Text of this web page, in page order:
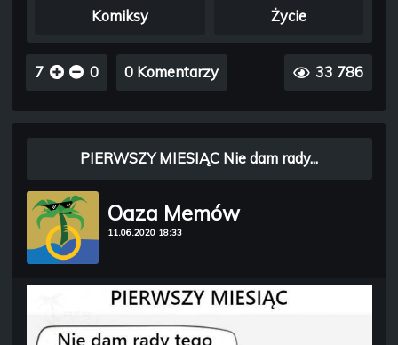
Komiksy Życie
7 0 0 Komentarzy 33 786
Oaza Memów
11.06.2020 18:33
PIERWSZY MIESIĄC Nie dam rady...